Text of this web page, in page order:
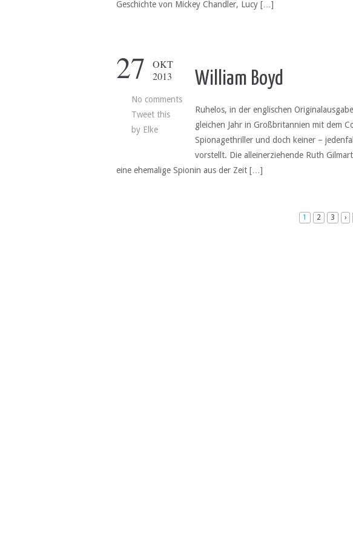
Geschichte von Mickey Chandler, Lucy […]
27
OKT
2013
No comments
Tweet this
by Elke
William Boyd
Ruhelos, in der englischen
gleichen Jahr in Großbritannien mit dem
Spionagethriller und doch keiner –
vorstellt. Die alleinerziehende Ruth
eine ehemalige Spionin aus der Zeit […]
1 2 3 ›